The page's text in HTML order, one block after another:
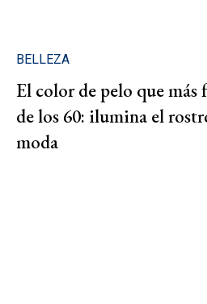
BELLEZA
El color de pelo que más
de los 60: ilumina el
moda